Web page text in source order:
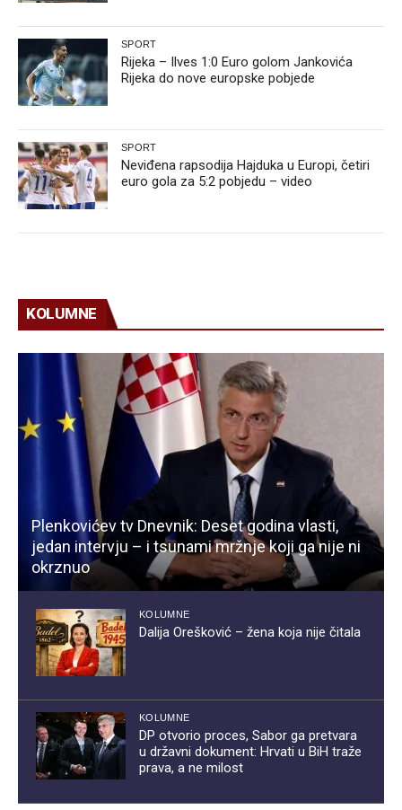
SPORT
Rijeka – Ilves 1:0 Euro golom Jankovića
Rijeka do nove europske pobjede
SPORT
Neviđena rapsodija Hajduka u Europi, četiri
euro gola za 5:2 pobjedu – video
KOLUMNE
Plenkovićev tv Dnevnik: Deset godina vlasti,
jedan intervju – i tsunami mržnje koji ga nije ni
okrznuo
KOLUMNE
Dalija Orešković – žena koja nije čitala
KOLUMNE
DP otvorio proces, Sabor ga pretvara
u državni dokument: Hrvati u BiH traže
prava, a ne milost